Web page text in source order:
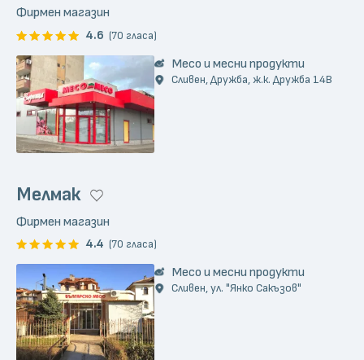
Фирмен магазин
4.6 (70 гласа)
Месо и месни продукти
Сливен, Дружба, ж.к. Дружба 14В
Мелмак
Фирмен магазин
4.4 (70 гласа)
Месо и месни продукти
Сливен, ул. "Янко Сакъзов"